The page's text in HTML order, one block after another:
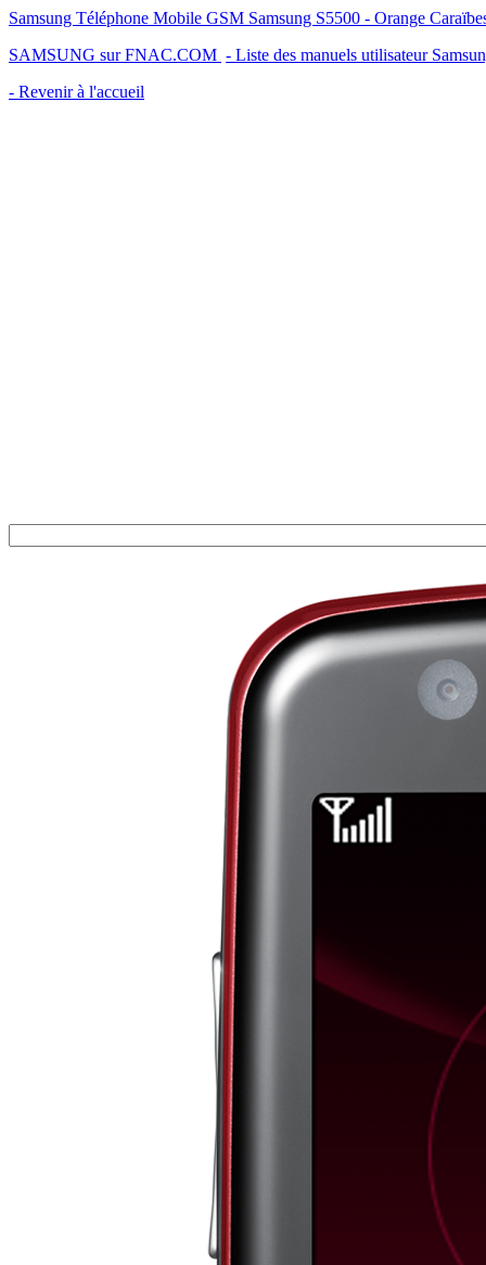
Samsung Téléphone Mobile GSM Samsung S5500 - Orange
SAMSUNG sur FNAC.COM - Liste des manuels utilisateur
- Revenir à l'accueil